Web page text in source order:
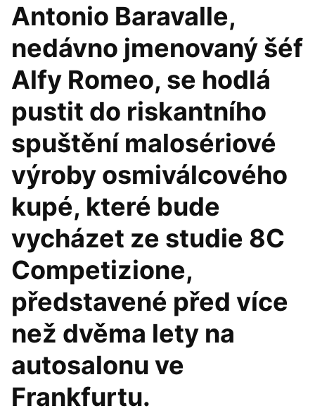
Antonio Baravalle,
nedávno jmenovaný šéf
Alfy Romeo, se hodlá
pustit do riskantního
spuštění malosériové
výroby osmiválcového
kupé, které bude
vycházet ze studie 8C
Competizione,
představené před více
než dvěma lety na
autosalonu ve
Frankfurtu.